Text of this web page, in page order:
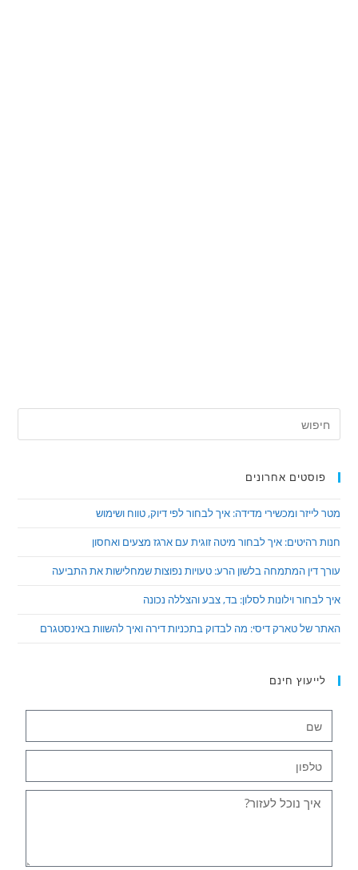
פוסטים אחרונים
מטר לייזר ומכשירי מדידה: איך לבחור לפי דיוק, טווח ושימוש
חנות רהיטים: איך לבחור מיטה זוגית עם ארגז מצעים ואחסון
עורך דין המתמחה בלשון הרע: טעויות נפוצות שמחלישות את התביעה
איך לבחור וילונות לסלון: בד, צבע והצללה נכונה
האתר של טארק דיסי: מה לבדוק בתכניות דירה ואיך להשוות באינסטגרם
לייעוץ חינם